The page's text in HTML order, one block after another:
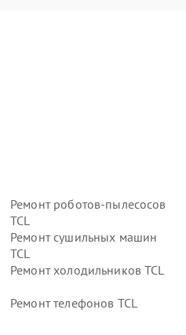
Ремонт роботов-пылесосов
TCL
Ремонт сушильных машин
TCL
Ремонт холодильников TCL
Ремонт телефонов TCL